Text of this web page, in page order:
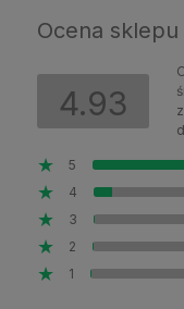
Ocena sklepu
4.93
5
4
3
2
1